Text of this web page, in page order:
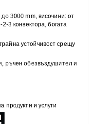
3000 mm, височини:от
3 конвектора, богата
устойчивост срещу
ръчен обезвъздушител и
продукти и услуги